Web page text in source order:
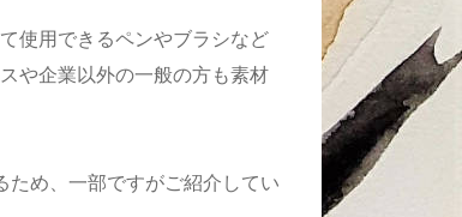
使用できるペンやブラシなど
や企業以外の一般の方も素材
ため、一部ですがご紹介してい